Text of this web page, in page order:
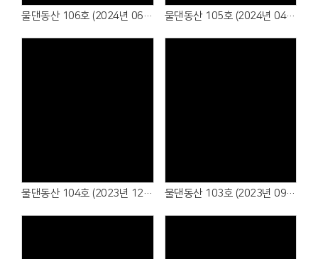
물댄동산 106호 (2024년 06월) 물댄동산 105호 (2024년 04월)
물댄동산 104호 (2023년 12월) 물댄동산 103호 (2023년 09월)